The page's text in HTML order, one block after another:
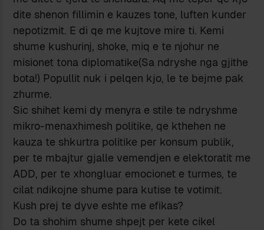
dite shenon fillimin e kauzes tone, luften kunder
nepotizmit. E di qe me kujtove mire ti. Kemi
shume kushurinj, shoke, miq e te njohur ne
misionet tona diplomatike(Sa ndryshe nga gjithe
bota!) Popullit nuk i pelqen kjo, le te bejme pak
zhurme.
Sic shihet kemi dy menyra e stile te ndryshme
mikro-menaxhimesh politike, qe kthehen ne
kauza te shkurtra politike per konsum publik,
per te mbajtur gjalle vemendjen e elektoratit me
ADD, per te xhongluar emocionet e turmes, te
cilat ndikojne shume para kutise te votimit.
Kush prej te dyve eshte me efikas?
Do ta shohim shume shpejt per kete cikel